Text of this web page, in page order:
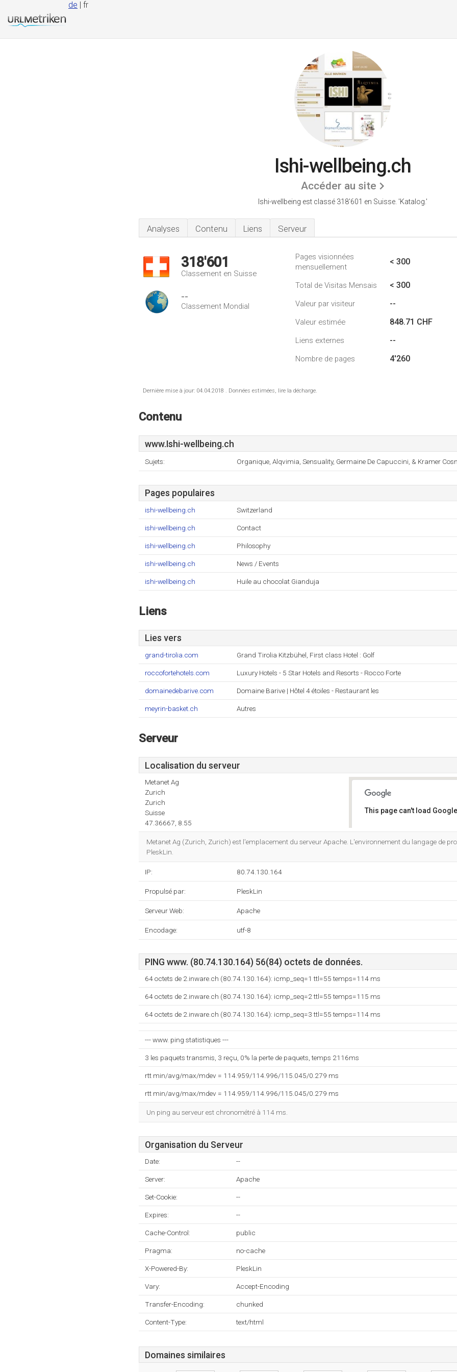
de | fr
Ishi-wellbeing.ch
Accéder au site
Ishi-wellbeing est classé 318'601 en Suisse. 'Katalog.'
Analyses Contenu Liens Serveur
318'601
Classement en Suisse
--
Classement Mondial
Pages visionnées
mensuellement
< 300
Total de Visitas Mensais < 300
Valeur par visiteur --
Valeur estimée 848.71 CHF
Liens externes --
Nombre de pages 4'260
Dernière mise à jour: 04.04.2018 . Données estimées, lire la décharge.
Contenu
www.Ishi-wellbeing.ch
Sujets: Organique, Alqvimia, Sensuality, Germaine De Capuccini, & Kramer
Pages populaires
ishi-wellbeing.ch Switzerland
ishi-wellbeing.ch Contact
ishi-wellbeing.ch Philosophy
ishi-wellbeing.ch News / Events
ishi-wellbeing.ch Huile au chocolat Gianduja
Liens
Lies vers
grand-tirolia.com Grand Tirolia Kitzbühel, First class Hotel : Golf
roccofortehotels.com Luxury Hotels - 5 Star Hotels and Resorts - Rocco Forte
domainedebarive.com Domaine Barive | Hôtel 4 étoiles - Restaurant les
meyrin-basket.ch Autres
Serveur
Localisation du serveur
Metanet Ag
Zurich
Zurich
Suisse
47.36667, 8.55
This page can't load
Metanet Ag (Zurich, Zurich) est l'emplacement du serveur Apache. L'environnement du langage de
PleskLin.
IP: 80.74.130.164
Propulsé par: PleskLin
Serveur Web: Apache
Encodage: utf-8
PING www. (80.74.130.164) 56(84) octets de données.
64 octets de 2.inware.ch (80.74.130.164): icmp_seq=1 ttl=55 temps=114 ms
64 octets de 2.inware.ch (80.74.130.164): icmp_seq=2 ttl=55 temps=115 ms
64 octets de 2.inware.ch (80.74.130.164): icmp_seq=3 ttl=55 temps=114 ms
--- www. ping statistiques ---
3 les paquets transmis, 3 reçu, 0% la perte de paquets, temps 2116ms
rtt min/avg/max/mdev = 114.959/114.996/115.045/0.279 ms
rtt min/avg/max/mdev = 114.959/114.996/115.045/0.279 ms
Un ping au serveur est chronométré à 114 ms.
Organisation du Serveur
Date: --
Server: Apache
Set-Cookie: --
Expires: --
Cache-Control: public
Pragma: no-cache
X-Powered-By: PleskLin
Vary: Accept-Encoding
Transfer-Encoding: chunked
Content-Type: text/html
Domaines similaires